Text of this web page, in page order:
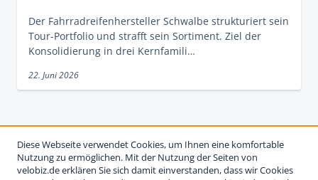
Der Fahrradreifenhersteller Schwalbe strukturiert sein
Tour-Portfolio und strafft sein Sortiment. Ziel der
Konsolidierung in drei Kernfamili…
22. Juni 2026
Diese Webseite verwendet Cookies, um Ihnen eine komfortable
Nutzung zu ermöglichen. Mit der Nutzung der Seiten von
velobiz.de erklären Sie sich damit einverstanden, dass wir Cookies